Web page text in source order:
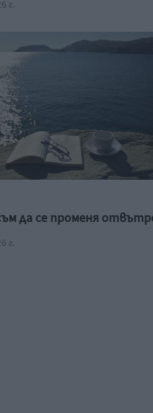
г.
да се променя
г.